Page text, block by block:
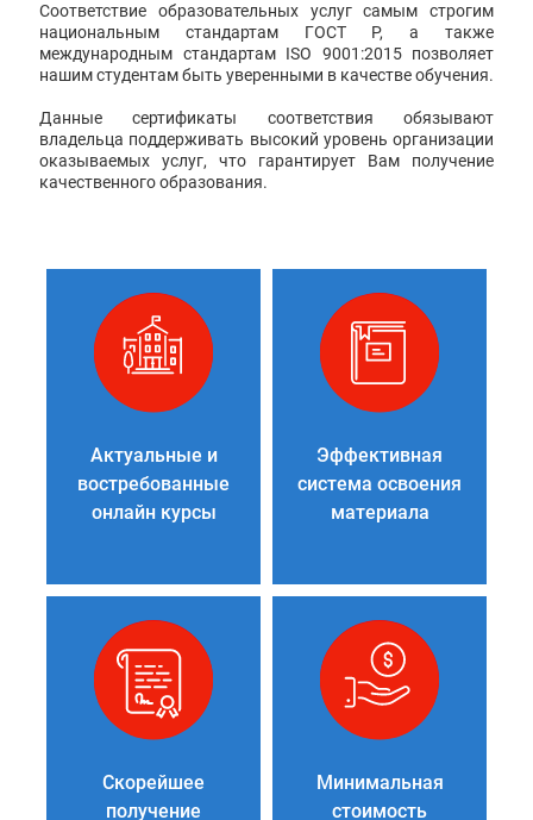
Соответствие образовательных услуг самым строгим
национальным стандартам ГОСТ Р, а также
международным стандартам ISO 9001:2015 позволяет
нашим студентам быть уверенными в качестве обучения.
Данные сертификаты соответствия обязывают
владельца поддерживать высокий уровень организации
оказываемых услуг, что гарантирует Вам получение
качественного образования.
Актуальные и
востребованные
онлайн курсы
Эффективная
система освоения
материала
Скорейшее
получение
Минимальная
стоимость